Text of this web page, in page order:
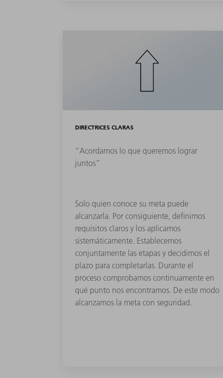
DIRECTRICES CLARAS
“Acordamos lo que queremos lograr
juntos”
Solo quien conoce su meta puede
alcanzarla. Por consiguiente, definimos
requisitos claros y los aplicamos
sistemáticamente. Establecemos
conjuntamente las etapas y decidimos el
plazo para completarlas. Durante el
proceso comprobamos continuamente en
qué punto nos encontramos. De este modo
alcanzamos la meta con seguridad.